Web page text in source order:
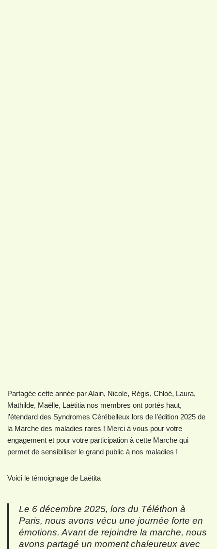
Partagée cette année par Alain, Nicole, Régis, Chloé, Laura,
Mathilde, Maëlle, Laëtitia nos membres ont portés haut,
l’étendard des Syndromes Cérébelleux lors de l’édition 2025 de
la Marche des maladies rares ! Merci à vous pour votre
engagement et pour votre participation à cette Marche qui
permet de sensibiliser le grand public à nos maladies !
Voici le témoignage de Laëtita
Le 6 décembre 2025, lors du Téléthon à
Paris, nous avons vécu une journée forte en
émotions. Avant de rejoindre la marche, nous
avons partagé un moment chaleureux avec